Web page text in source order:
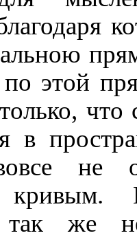
по этой
в
не
так же